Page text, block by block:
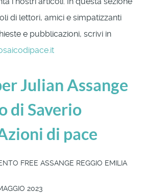
di lettori, amici e simpatizzanti
e pubblicazioni, scrivi in
Julian Assange
di Saverio
di pace
FREE ASSANGE REGGIO EMILIA
2023